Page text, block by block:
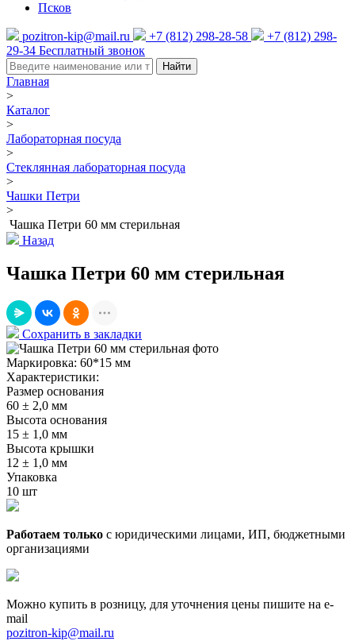
Псков
pozitron-kip@mail.ru +7 (812) 298-28-58
+7 (812) 298-
29-34 Бесплатный звонок
Найти
Главная
>
Каталог
>
Лабораторная посуда
>
Стеклянная лабораторная посуда
>
Чашки Петри
>
Чашка Петри 60 мм стерильная
Назад
Чашка Петри 60 мм стерильная
Сохранить в закладки
Маркировка: 60*15 мм
Характеристики:
Размер основания
60 ± 2,0 мм
Высота основания
15 ± 1,0 мм
Высота крышки
12 ± 1,0 мм
Упаковка
10 шт
Работаем только с юридическими лицами, ИП, бюджетными
организациями
Можно купить в розницу, для уточнения цены пишите на e-
mail
pozitron-kip@mail.ru